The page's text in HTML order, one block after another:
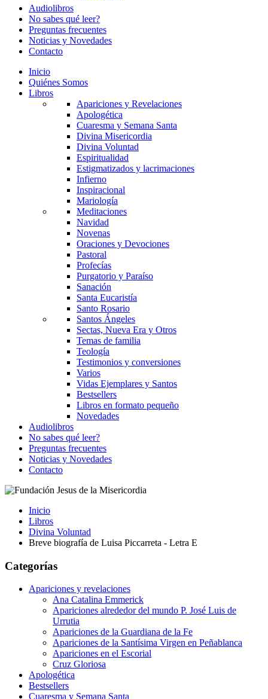
Audiolibros
No sabes qué leer?
Preguntas frecuentes
Noticias y Novedades
Contacto
Inicio
Quiénes Somos
Libros
Apariciones y Revelaciones
Apologética
Cuaresma y Semana Santa
Divina Misericordia
Divina Voluntad
Espiritualidad
Estigmatizados y lacrimaciones
Infierno
Inspiracional
Mariología
Meditaciones
Navidad
Novenas
Oraciones y Devociones
Pastoral
Profecías
Purgatorio y Paraíso
Sanación
Santa Eucaristía
Santo Rosario
Santos Ángeles
Sectas, Nueva Era y Otros
Temas de familia
Teología
Testimonios y conversiones
Varios
Vidas Ejemplares y Santos
Bestsellers
Libros en formato pequeño
Novedades
Audiolibros
No sabes qué leer?
Preguntas frecuentes
Noticias y Novedades
Contacto
Inicio
Libros
Divina Voluntad
Breve biografía de Luisa Piccarreta - Letra E
Categorías
Apariciones y revelaciones
Ana Catalina Emmerick
Apariciones alrededor del mundo P. José Luis de
Urrutia
Apariciones de la Guardiana de la Fe
Apariciones de la Santísima Virgen en Peñablanca
Apariciones en el Escorial
Cruz Gloriosa
Apologética
Bestsellers
Cuaresma y Semana Santa